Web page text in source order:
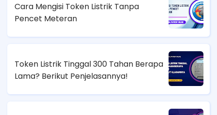
Cara Mengisi Token Listrik Tanpa
Pencet Meteran
Token Listrik Tinggal 300 Tahan Berapa
Lama? Berikut Penjelasannya!